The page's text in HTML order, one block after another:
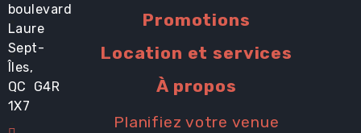
boulevard
Laure
Sept-
Îles,
QC G4R
1X7
Promotions
Location et services
À propos
Planifiez votre venue